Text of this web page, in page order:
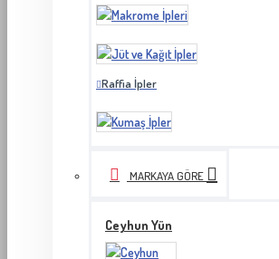
Raffia İpler
MARKAYA GÖRE
Ceyhun Yün